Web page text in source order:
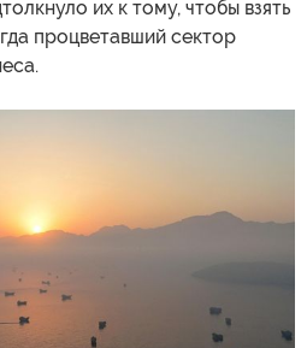
их к тому, чтобы взять
процветавший сектор